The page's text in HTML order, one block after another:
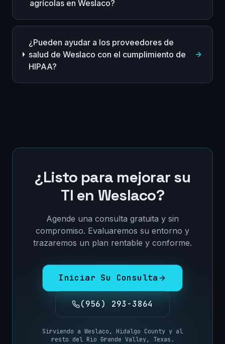
agrícolas en Weslaco?
¿Pueden ayudar a los proveedores de
salud de Weslaco con el cumplimiento de
HIPAA?
¿Listo para mejorar su
TI en Weslaco?
Agende una consulta gratuita y sin
compromiso. Evaluaremos su entorno y
trazaremos un plan rentable y conforme.
Iniciar Su Consulta
(956) 293-3864
Sirviendo a Weslaco, Hidalgo County y al
resto del Rio Grande Valley, Texas .